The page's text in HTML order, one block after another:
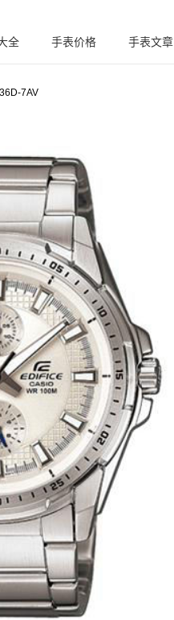
全 手表价格 手表文章
7AV